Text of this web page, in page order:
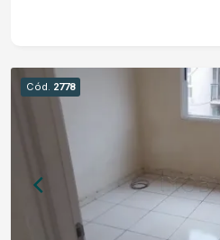
funcional; - Semi mobiliado,
padrão de acabamento; -
estacionamento coberta. Um apartamento que
une elegância, sofisticação
espaço harmonioso e
Ideal para quem busca
segurança e estilo em
cresce em Bagé. Quer morar ou investir aqui?
Cód. 2778